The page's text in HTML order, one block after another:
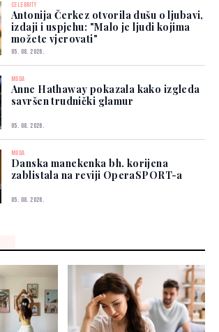
CELEBRITY
Antonija Čerkez otvorila dušu o ljubavi,
izdaji i uspjehu: "Malo je ljudi kojima
možete vjerovati"
05. 08. 2026.
MODA
Anne Hathaway pokazala kako izgleda
savršen trudnički glamur
05. 08. 2026.
MODA
Danska manekenka bh. korijena
zablistala na reviji OperaSPORT-a
05. 08. 2026.